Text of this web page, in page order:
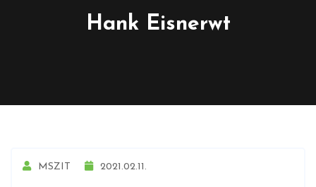
Hank Eisnerwt
MSZIT 2021.02.11.